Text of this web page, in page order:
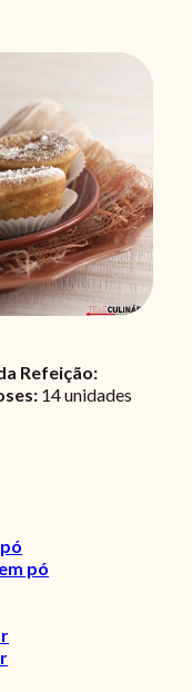
Refeição:
14 unidades
pó